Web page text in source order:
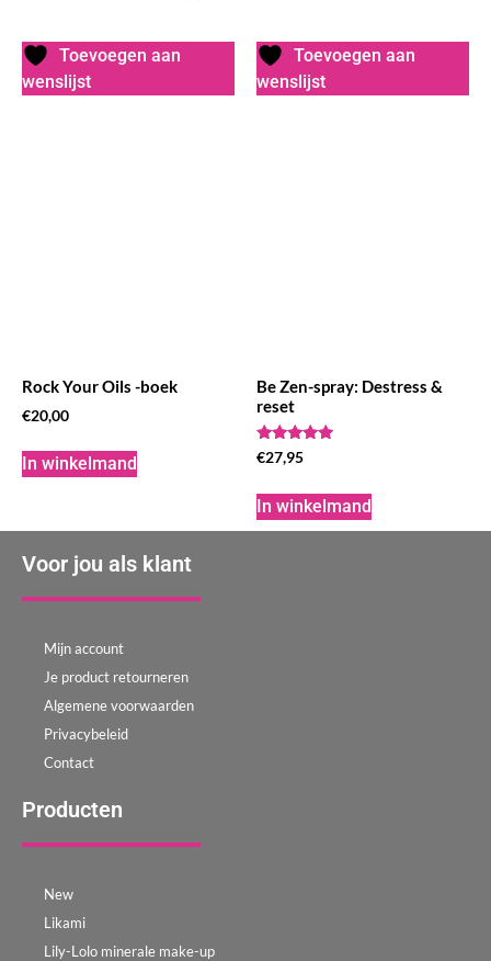
Toevoegen aan
wenslijst
Rock Your Oils -boek
€20,00
In winkelmand
Toevoegen aan
wenslijst
Be Zen-spray: Destress &
reset
Waardering
5.00
€27,95
In winkelmand
Voor jou als klant
Mijn account
Je product retourneren
Algemene voorwaarden
Privacybeleid
Contact
Producten
New
Likami
Lily-Lolo minerale make-up